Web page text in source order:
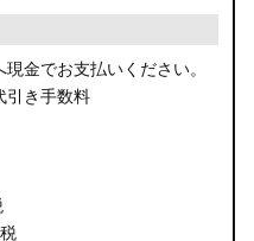
金でお支払いください。
引き手数料